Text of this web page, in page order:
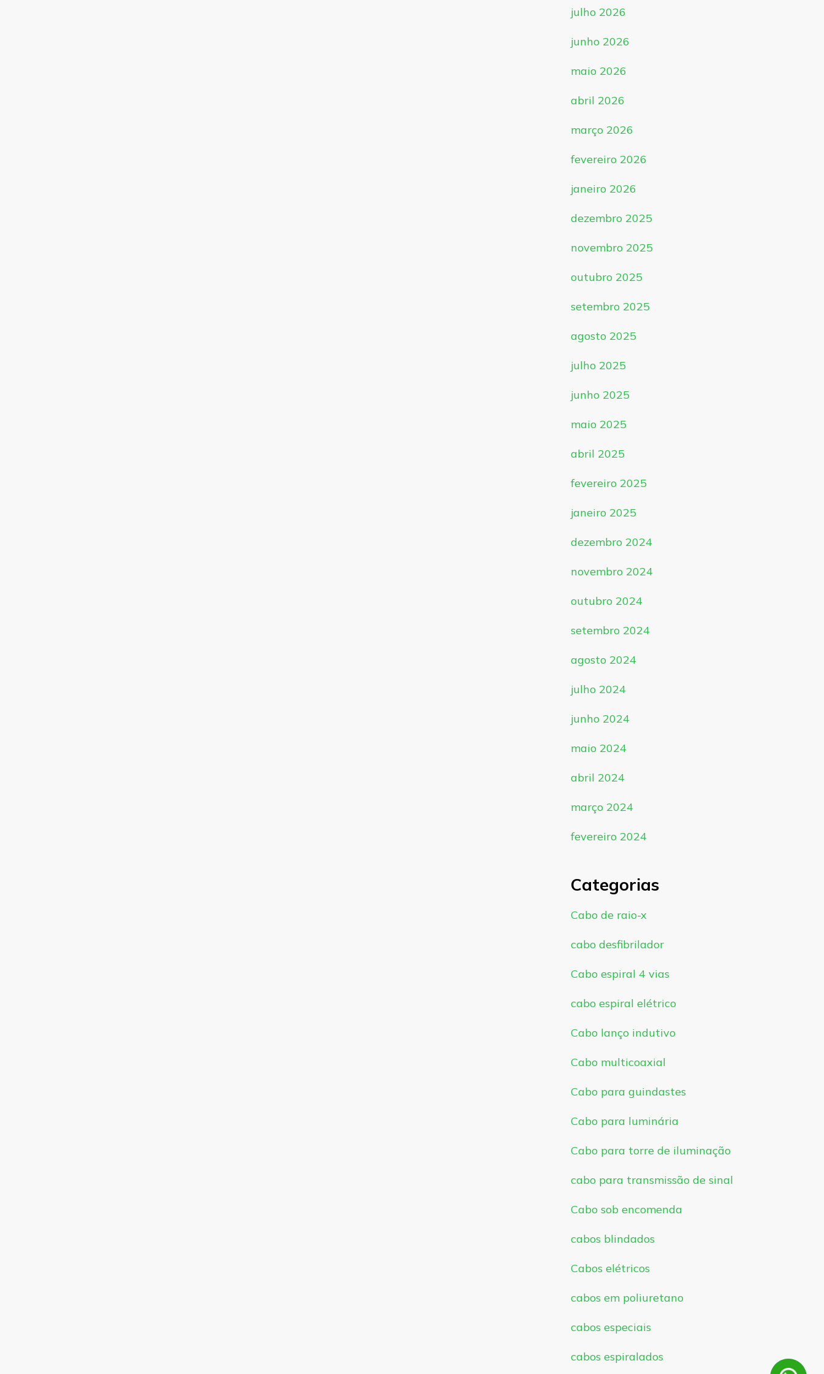
julho 2026
junho 2026
maio 2026
abril 2026
março 2026
fevereiro 2026
janeiro 2026
dezembro 2025
novembro 2025
outubro 2025
setembro 2025
agosto 2025
julho 2025
junho 2025
maio 2025
abril 2025
fevereiro 2025
janeiro 2025
dezembro 2024
novembro 2024
outubro 2024
setembro 2024
agosto 2024
julho 2024
junho 2024
maio 2024
abril 2024
março 2024
fevereiro 2024
Categorias
Cabo de raio-x
cabo desfibrilador
Cabo espiral 4 vias
cabo espiral elétrico
Cabo lanço indutivo
Cabo multicoaxial
Cabo para guindastes
Cabo para luminária
Cabo para torre de iluminação
cabo para transmissão de sinal
Cabo sob encomenda
cabos blindados
Cabos elétricos
cabos em poliuretano
cabos especiais
cabos espiralados